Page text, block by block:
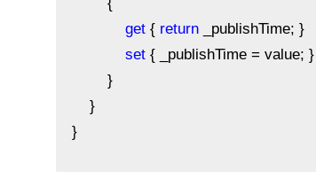
get{ return_publishTime; }
set{ _publishTime = value; }
}
}
}